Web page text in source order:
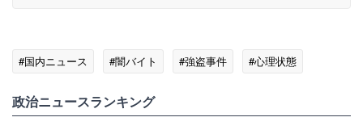
#国内ニュース #闇バイト #強盗事件 #心理状態
政治ニュースランキング